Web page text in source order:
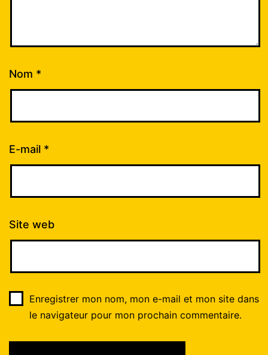
Nom *
E-mail *
Site web
Enregistrer mon nom, mon e-mail et mon site dans
le navigateur pour mon prochain commentaire.